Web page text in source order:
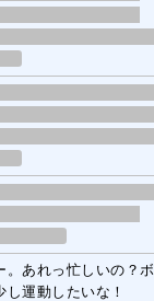
。あれっ忙しいの？ボ
し運動したいな！